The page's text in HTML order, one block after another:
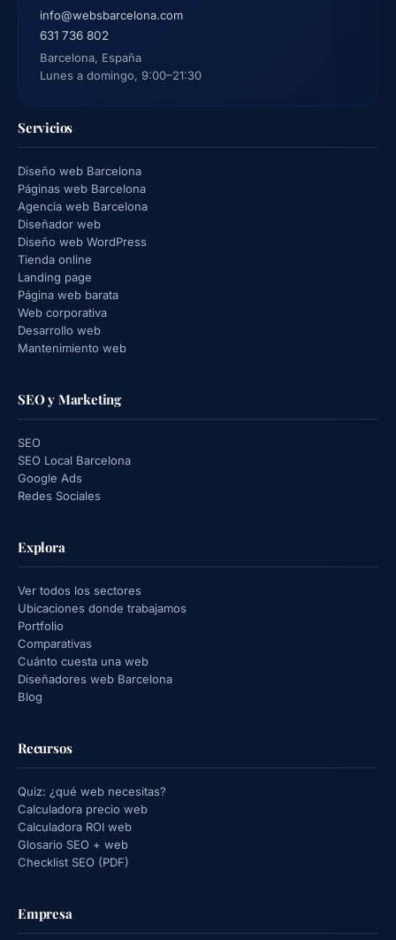
info@websbarcelona.com
631 736 802
Barcelona, España
Lunes a domingo, 9:00–21:30
Servicios
Diseño web Barcelona
Páginas web Barcelona
Agencia web Barcelona
Diseñador web
Diseño web WordPress
Tienda online
Landing page
Página web barata
Web corporativa
Desarrollo web
Mantenimiento web
SEO y Marketing
SEO
SEO Local Barcelona
Google Ads
Redes Sociales
Explora
Ver todos los sectores
Ubicaciones donde trabajamos
Portfolio
Comparativas
Cuánto cuesta una web
Diseñadores web Barcelona
Blog
Recursos
Quiz: ¿qué web necesitas?
Calculadora precio web
Calculadora ROI web
Glosario SEO + web
Checklist SEO (PDF)
Empresa